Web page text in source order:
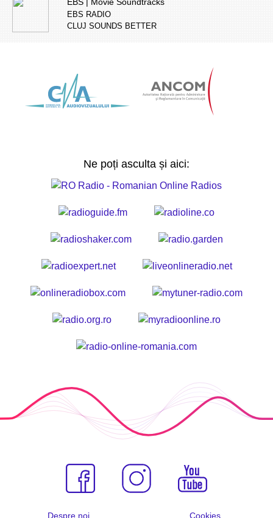
EBS RADIO
CLUJ SOUNDS BETTER
Ne poți asculta și aici:
Despre noi Cookies